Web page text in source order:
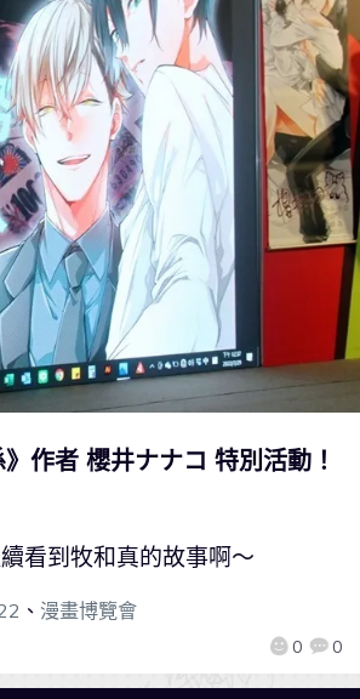
作者 櫻井ナナコ 特別活動！
0 0
看到牧和真的故事啊～
、 漫畫博覽會